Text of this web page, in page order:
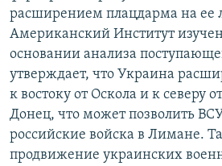
расширением плацдарма на ее
Американский Институт
основании анализа
утверждает, что Украина
к востоку от Оскола и к северу
Донец, что может позволить
российские войска в Лимане.
продвижение украинских